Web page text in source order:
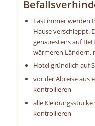
Fast immer werden
Hause verschleppt.
genauestens auf
wärmeren Ländern,
Hotel gründlich auf
vor der Abreise aus
kontrollieren
alle
kontrollieren